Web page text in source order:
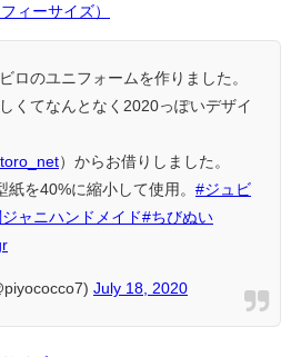
ィーサイズ）
ロのユニフォームを作りました。
くてなんとなく2020っぽいデザイ
）からお借りしました。
を40%に縮小して使用。 #ジュビ
ャニハンドメイド#ちびぬい
July 18, 2020